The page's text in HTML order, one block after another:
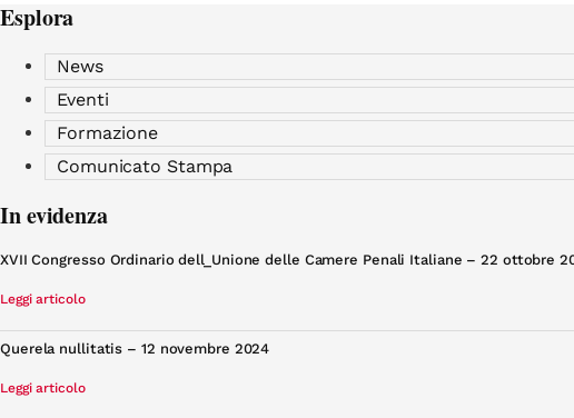
Esplora
News
Eventi
Formazione
Comunicato Stampa
In evidenza
XVII Congresso Ordinario dell_Unione delle Camere Penali Italiane – 22 ottobre
Leggi articolo
Querela nullitatis – 12 novembre 2024
Leggi articolo